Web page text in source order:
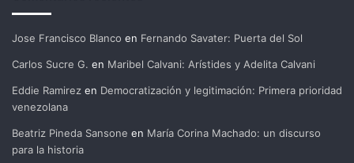
Jose Francisco Blanco en Fernando Savater: Puerta del Sol
Carlos Sucre G. en Maribel Calvani: Arístides y Adelita Calvani
Eddie Ramirez en Democratización y legitimación: Primera prioridad
venezolana
Beatriz Pineda Sansone en María Corina Machado: un discurso
para la historia